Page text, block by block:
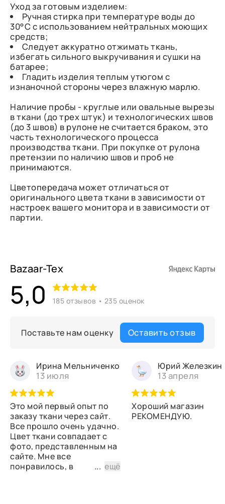
Уход за готовым изделием:
Ручная стирка при температуре воды до
30°C с использованием нейтральных моющих
средств;
Следует аккуратно отжимать ткань,
избегать сильного выкручивания и сушки на
батарее;
Гладить изделия теплым утюгом с
изнаночной стороны через влажную марлю.
Наличие пробы - круглые или овальные вырезы
в ткани (до трех штук) и технологических швов
(до 3 швов) в рулоне не считается браком, это
часть технологического процесса
производства ткани. При покупке от рулона
претензии по наличию швов и проб не
принимаются.
Цветопередача может отличаться от
оригинального цвета ткани в зависимости от
настроек вашего монитора и в зависимости от
партии.
Bazaar-Tex
5,0 185 отзывов • 235 оценок
Поставьте нам оценку Оставить отзыв
Ирина Мельниченко
13 июля
Это мой первый опыт по
заказу ткани через сайт.
Все прошло очень удачно.
Цвет ткани совпадает с
фото, представленным на
сайте. Мне все
понравилось, в
...ещё
Юрий Железкин
13 апреля
Хороший магазин
РЕКОМЕНДУЮ.